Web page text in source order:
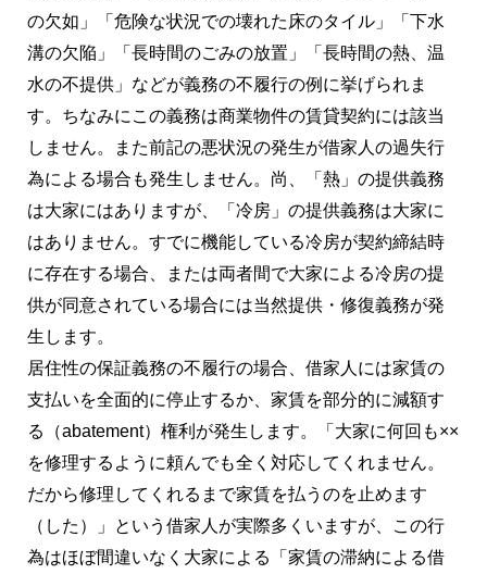
の欠如」「危険な状況での壊れた床のタイル」「下水
溝の欠陥」「長時間のごみの放置」「長時間の熱、温
水の不提供」などが義務の不履行の例に挙げられま
す。ちなみにこの義務は商業物件の賃貸契約には該当
しません。また前記の悪状況の発生が借家人の過失行
為による場合も発生しません。尚、「熱」の提供義務
は大家にはありますが、「冷房」の提供義務は大家に
はありません。すでに機能している冷房が契約締結時
に存在する場合、または両者間で大家による冷房の提
供が同意されている場合には当然提供・修復義務が発
生します。
居住性の保証義務の不履行の場合、借家人には家賃の
支払いを全面的に停止するか、家賃を部分的に減額す
る（abatement）権利が発生します。「大家に何回も××
を修理するように頼んでも全く対応してくれません。
だから修理してくれるまで家賃を払うのを止めます
（した）」という借家人が実際多くいますが、この行
為はほぼ間違いなく大家による「家賃の滞納による借